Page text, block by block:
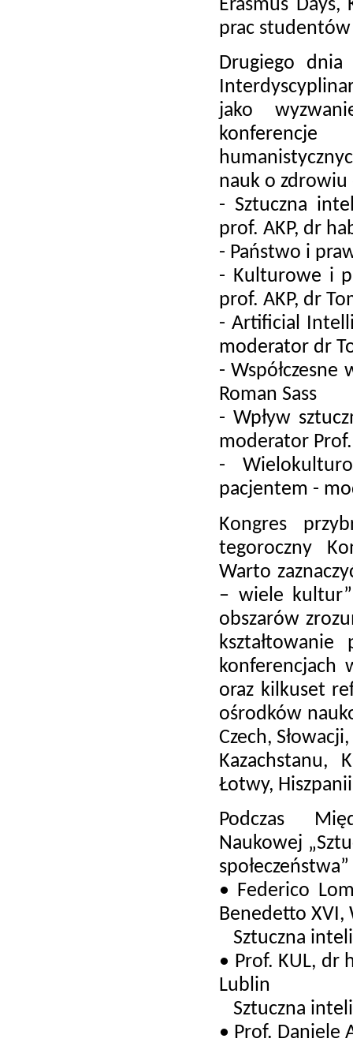
Erasmus
prac studentów
Drugiego dnia
jako
nauk o
- Sztuczna
prof. AKP, dr
- Państwo i
- Kulturowe i
prof. AKP, dr
- Artificial
moderator dr
-
Roman Sass
- Wpływ
moderator
-
pacjentem -
Kongres
tegoroczny
Warto
– wiele
obszarów
konferencjach
oraz kilkuset
ośrodków
Czech,
Kazachstanu,
Łotwy,
Podczas
Naukowej
• Federico
Benedetto XVI,
Sztuczna
• Prof. KUL, dr
Lublin
Sztuczna
• Prof. Daniele